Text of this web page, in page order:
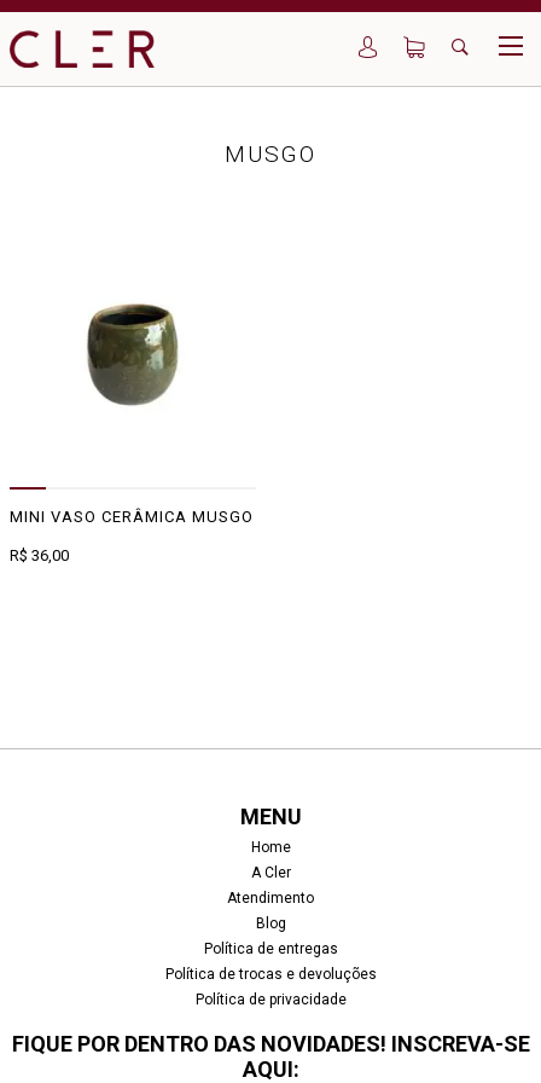
MUSGO
MINI VASO CERÂMICA MUSGO
R$ 36,00
MENU
Home
A Cler
Atendimento
Blog
Política de entregas
Política de trocas e devoluções
Política de privacidade
FIQUE POR DENTRO DAS NOVIDADES! INSCREVA-SE
AQUI: